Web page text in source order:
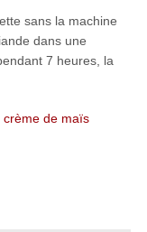
sans la machine
dans une
7 heures, la
de maïs